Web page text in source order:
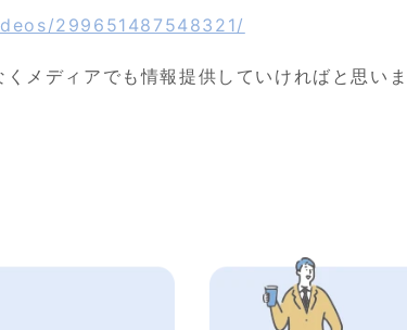
299651487548321/
メディアでも情報提供していければと思いま